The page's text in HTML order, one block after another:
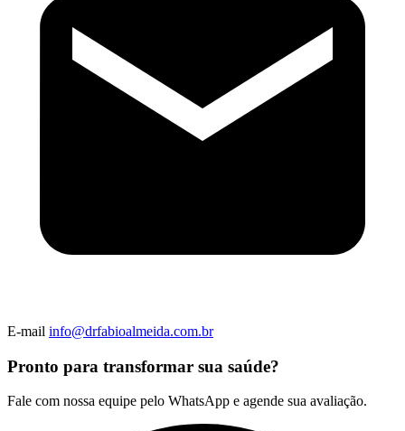
E-mail info@drfabioalmeida.com.br
Pronto para transformar sua saúde?
Fale com nossa equipe pelo WhatsApp e agende sua avaliação.